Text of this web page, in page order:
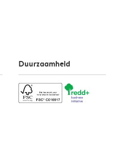
Duurzaamheid